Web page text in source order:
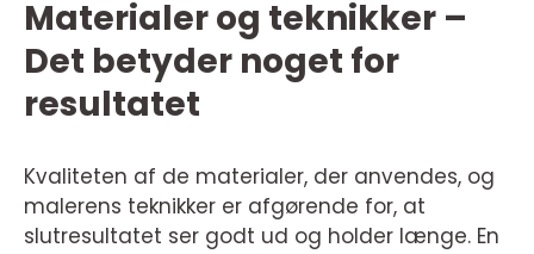
Materialer og teknikker –
Det betyder noget for
resultatet
Kvaliteten af de materialer, der anvendes, og
malerens teknikker er afgørende for, at
slutresultatet ser godt ud og holder længe. En